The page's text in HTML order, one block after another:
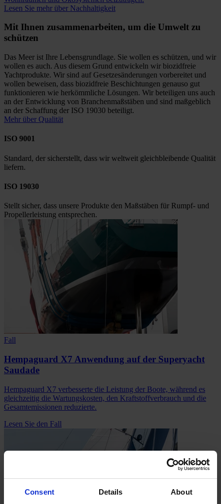
Consent Details About
Lesen Sie mehr über Nachhaltigkeit
Mit Ihnen zusammenarbeiten, um die Umwelt zu
schützen
Das Meer ist Ihre Lebensgrundlage. Sie wollen es schützen, und wir
wollen es auch. Aus diesem Grund entwickeln wir biozidfreie
Yachtprodukte. Wir sind auf Gesetzesänderungen vorbereitet und
wollen beweisen, dass biozidfreie Beschichtungen genauso gut
funktionieren wie herkömmliche Lösungen. Wir beteiligen uns auch
an der Entwicklung von Branchenmaßstäben und sind maßgeblich
an der Schaffung der ISO 19030 beteiligt.
Mehr über Qualität
ISO 9001
Standard, der sicherstellt, dass wir weltweit gleichbleibende Qualität
liefern.
ISO 19030
Stellt sicher, dass unsere Produkte den Maßstäben für Rumpf- und
Propellerleistung entsprechen.
Fall
Hempaguard X7 Anwendung auf der Superyacht
Saudade
Hempaguard X7 verbesserte die Leistung der Boote, während es
gleichzeitig die Wartungskosten, den Kraftstoffverbrauch und die
Gesamtemissionen reduzierte.
Lesen Sie den Fall